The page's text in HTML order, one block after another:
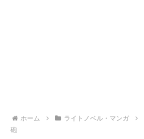
ホーム ライトノベル・マンガ
砲